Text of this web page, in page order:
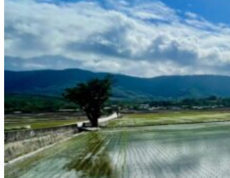
À propos
Notre agence
Notre agence à Taïwan
Le réseau Asian Roads
Les avis des voyageurs sur Taïwan
Préparer votre séjour
Nos hôtels partenaires
Avant de partir à Taïwan
L’Histoire de Taïwan
La météo et le climat à Taïwan
Se déplacer à Taïwan
Guide de traduction en mandarin
La gastronomie taïwanaise
Fêtes traditionnelles
Demande d’info